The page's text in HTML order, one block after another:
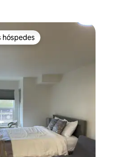
de 5, 242 avaliações
hóspedes
hóspedes